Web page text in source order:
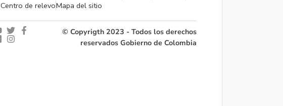
Centro de relevoMapa del sitio
© Copyrigth 2023 - Todos los derechos
reservados Gobierno de Colombia